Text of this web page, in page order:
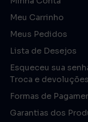
Meu Carrinho
Meus Pedidos
Lista de Desejos
Esqueceu sua
Troca e
Formas de
Garantias dos